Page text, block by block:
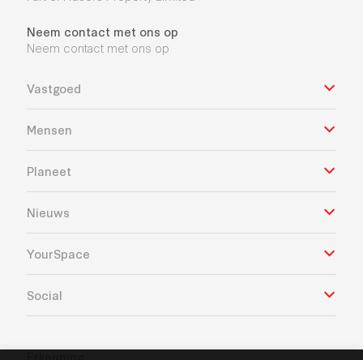
Neem contact met ons op
Neem contact met ons op
Vastgoed
Mensen
Planeet
Nieuws
YourSpace
Social